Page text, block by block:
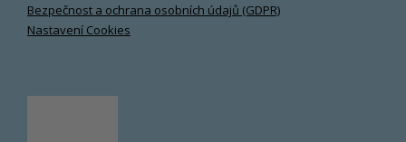
Bezpečnost a ochrana osobních údajů (GDPR)
Nastavení Cookies